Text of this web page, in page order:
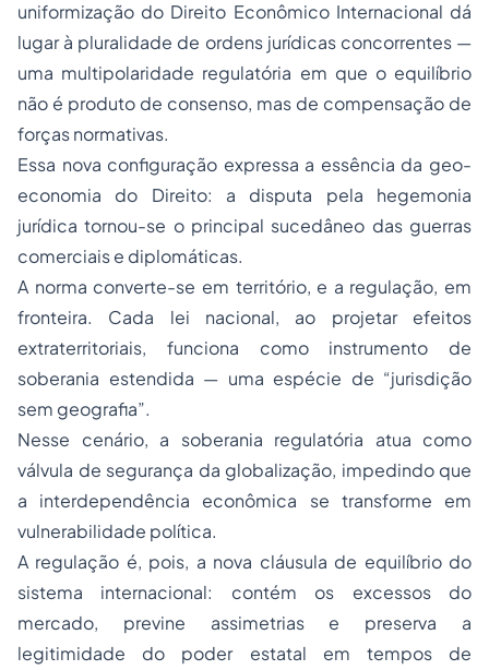
uniformização do Direito Econômico Internacional dá
lugar à pluralidade de ordens jurídicas concorrentes —
uma multipolaridade regulatória em que o equilíbrio
não é produto de consenso, mas de compensação de
forças normativas.
Essa nova configuração expressa a essência da geo-
economia do Direito: a disputa pela hegemonia
jurídica tornou-se o principal sucedâneo das guerras
comerciais e diplomáticas.
A norma converte-se em território, e a regulação, em
fronteira. Cada lei nacional, ao projetar efeitos
extraterritoriais, funciona como instrumento de
soberania estendida — uma espécie de “jurisdição
sem geografia”.
Nesse cenário, a soberania regulatória atua como
válvula de segurança da globalização, impedindo que
a interdependência econômica se transforme em
vulnerabilidade política.
A regulação é, pois, a nova cláusula de equilíbrio do
sistema internacional: contém os excessos do
mercado, previne assimetrias e preserva a
legitimidade do poder estatal em tempos de